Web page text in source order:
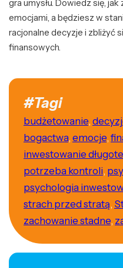
gra umysłu. Dowiedz się,
emocjami, a będziesz w
racjonalne decyzje i zbliżyć
finansowych.
#Tagi
budżetowanie,
bogactwa,emocje,
inwestowanie
potrzeba kontroli,
psychologia
strach przed stratą,
zachowanie stadne,